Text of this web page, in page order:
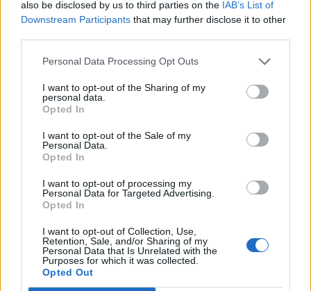
also be disclosed by us to third parties on the IAB’s List of
Downstream Participants that may further disclose it to other
Personal Data Processing Opt Outs
I want to opt-out of the Sharing of my
personal data.
Opted In
I want to opt-out of the Sale of my
Personal Data.
Opted In
I want to opt-out of processing my
Personal Data for Targeted Advertising.
Opted In
I want to opt-out of Collection, Use,
Retention, Sale, and/or Sharing of my
Personal Data that Is Unrelated with the
Purposes for which it was collected.
Opted Out
18 Νοεμβρίου 2022
2
9 πράγματα που δεν πρέπει να
λέτε σε έναν επισκέπτη
27 Φεβρουαρίου 2026
Πάνω από 100 μωρά έχουν
γεννηθεί μέσω εξωσωματικής, με
την υποστήριξη της Be-Live